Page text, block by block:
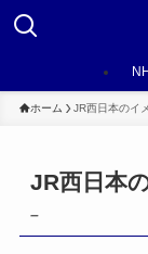
ホーム JR西日本のイ
JR西日本
–